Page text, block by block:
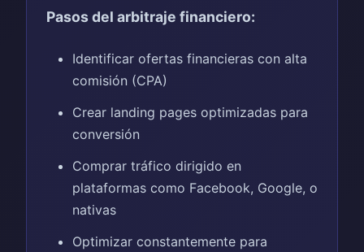
Pasos del arbitraje financiero:
Identificar ofertas financieras con alta
comisión (CPA)
Crear landing pages optimizadas para
conversión
Comprar tráfico dirigido en
plataformas como Facebook, Google, o
nativas
Optimizar constantemente para